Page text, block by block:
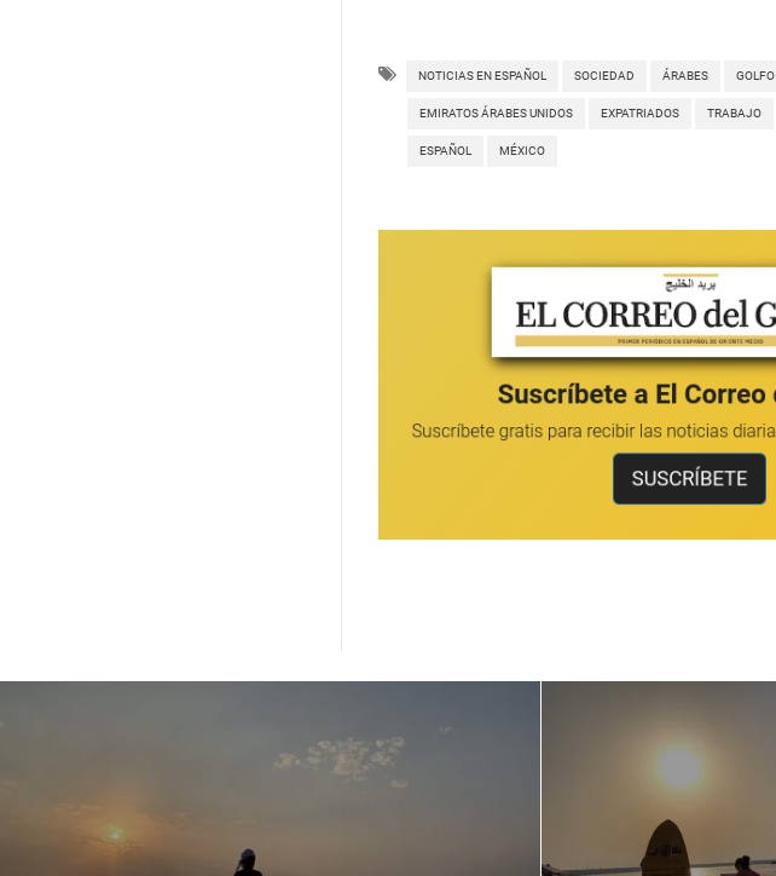
NOTICIAS EN ESPAÑOL SOCIEDAD ÁRABES GOLFO
EMIRATOS ÁRABES UNIDOS EXPATRIADOS TRABAJO
ESPAÑOL MÉXICO